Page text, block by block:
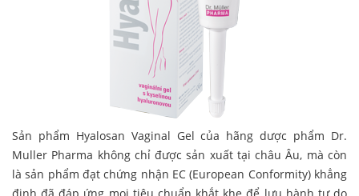
Sản phẩm Hyalosan Vaginal Gel của hãng dược phẩm Dr.
Muller Pharma không chỉ được sản xuất tại châu Âu, mà còn
là sản phẩm đạt chứng nhận EC (European Conformity) khẳng